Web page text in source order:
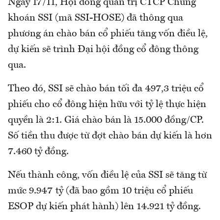
Ngày 17/11, Hội đồng quản trị CTCP Chứng
khoán SSI (mã SSI-HOSE) đã thông qua
phương án chào bán cổ phiếu tăng vốn điều lệ,
dự kiến sẽ trình Đại hội đồng cổ đông thông
qua.
Theo đó, SSI sẽ chào bán tối đa 497,3 triệu cổ
phiếu cho cổ đông hiện hữu với tỷ lệ thực hiện
quyền là 2:1. Giá chào bán là 15.000 đồng/CP.
Số tiền thu được từ đợt chào bán dự kiến là hơn
7.460 tỷ đồng.
Nếu thành công, vốn điều lệ của SSI sẽ tăng từ
mức 9.947 tỷ (đã bao gồm 10 triệu cổ phiếu
ESOP dự kiến phát hành) lên 14.921 tỷ đồng.